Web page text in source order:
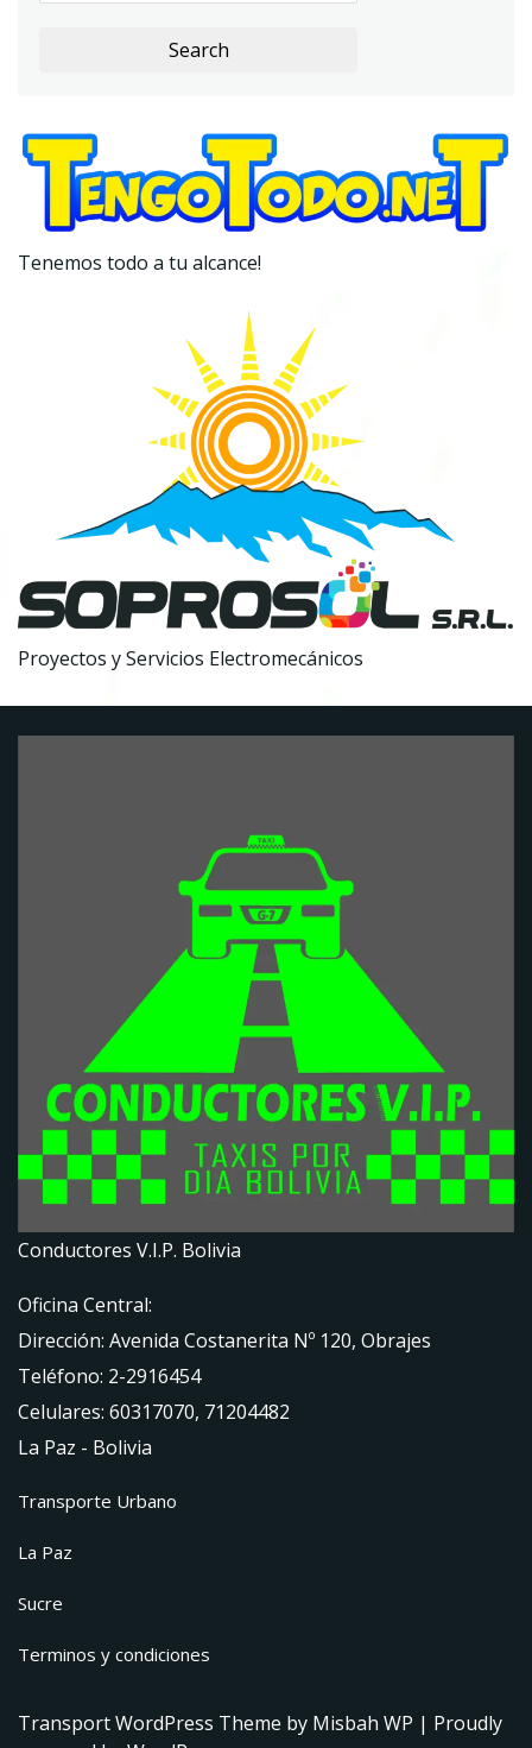
Search
Tenemos todo a tu alcance!
Proyectos y Servicios Electromecánicos
Conductores V.I.P. Bolivia
Oficina Central:
Dirección: Avenida Costanerita Nº 120, Obrajes
Teléfono: 2-2916454
Celulares: 60317070, 71204482
La Paz - Bolivia
Transporte Urbano
La Paz
Sucre
Terminos y condiciones
Transport WordPress Theme by Misbah WP | Proudly